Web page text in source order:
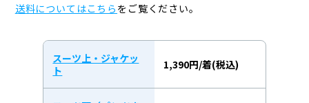
送料についてはこちら をご覧ください。
スーツ上・ジャケッ
ト
1,390円/着(税込)